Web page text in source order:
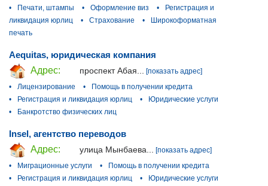
•
Печати, штампы • Оформление виз •
Регистрация и
ликвидация юрлиц
• Страхование •
Широкоформатная
печать
Aequitas, юридическая компания
Адрес:
проспект Абая... [показать адрес]
•
Лицензирование •
Помощь в получении кредита
•
Регистрация и ликвидация юрлиц •
Юридические услуги
•
Банкротство физических лиц
Insel, агентство переводов
Адрес:
улица Мынбаева... [показать адрес]
•
Миграционные услуги •
Помощь в получении кредита
•
Регистрация и ликвидация юрлиц •
Юридические услуги